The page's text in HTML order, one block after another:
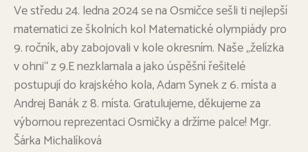
Ve středu 24. ledna 2024 se na Osmičce sešli ti nejlepší
matematici ze školních kol Matematické olympiády pro
9. ročník, aby zabojovali v kole okresním. Naše „želízka
v ohni“ z 9.E nezklamala a jako úspěšní řešitelé
postupují do krajského kola, Adam Synek z 6. místa a
Andrej Banák z 8. místa. Gratulujeme, děkujeme za
výbornou reprezentaci Osmičky a držíme palce! Mgr.
Šárka Michalíková